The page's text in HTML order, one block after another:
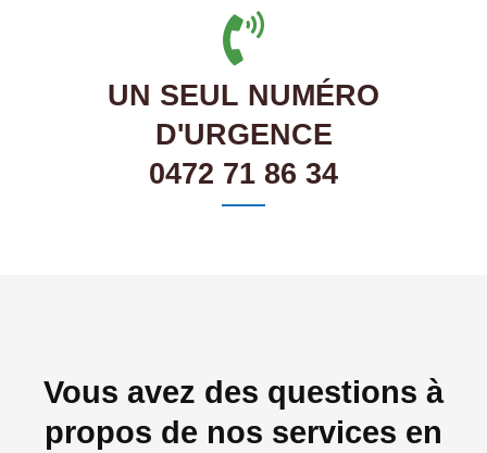
UN SEUL NUMÉRO
D'URGENCE
0472 71 86 34
Vous avez des questions à
propos de nos services en